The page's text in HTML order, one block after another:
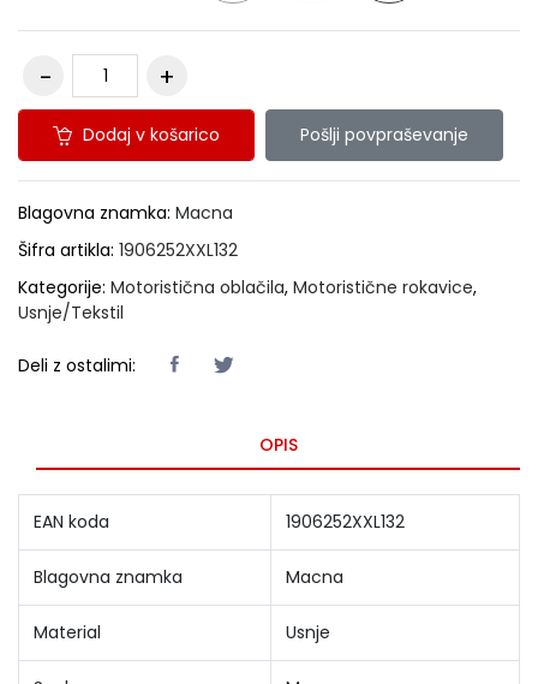
Dodaj v košarico Pošlji povpraševanje
Blagovna znamka: Macna
Šifra artikla: 1906252XXL132
Kategorije: Motoristična oblačila, Motoristične rokavice,
Usnje/Tekstil
Deli z ostalimi:
OPIS
EAN koda 1906252XXL132
Blagovna znamka Macna
Material Usnje